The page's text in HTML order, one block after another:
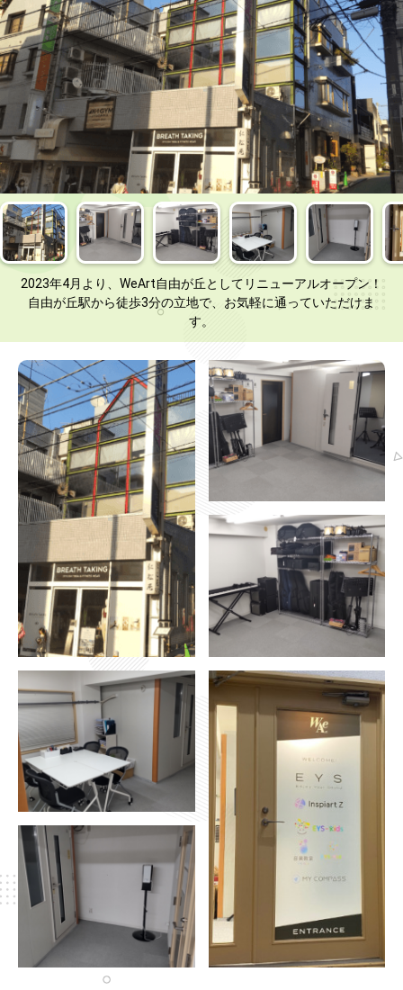
2023年4月より、WeArt自由が丘としてリニューアルオープン！
自由が丘駅から徒歩3分の立地で、お気軽に通っていただけま
す。